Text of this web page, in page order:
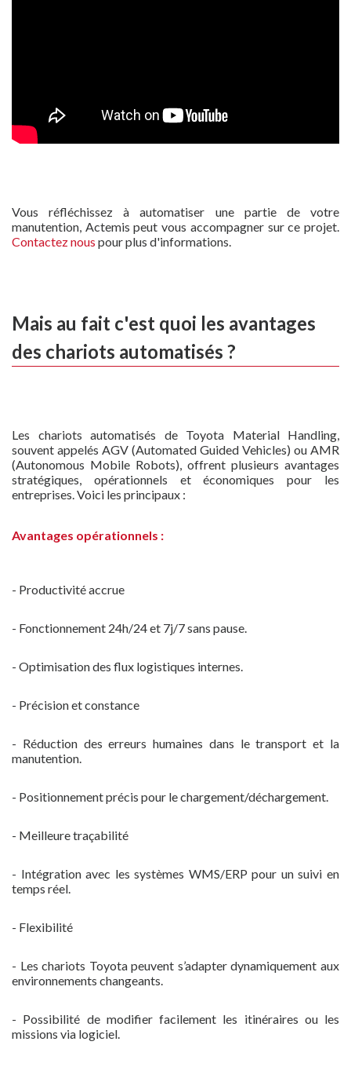
Vous réfléchissez à automatiser une partie de votre
manutention, Actemis peut vous accompagner sur ce projet.
Contactez nous pour plus d'informations.
Mais au fait c'est quoi les avantages
des chariots automatisés ?
Les chariots automatisés de Toyota Material Handling,
souvent appelés AGV (Automated Guided Vehicles) ou AMR
(Autonomous Mobile Robots), offrent plusieurs avantages
stratégiques, opérationnels et économiques pour les
entreprises. Voici les principaux :
Avantages opérationnels :
- Productivité accrue
- Fonctionnement 24h/24 et 7j/7 sans pause.
- Optimisation des flux logistiques internes.
- Précision et constance
- Réduction des erreurs humaines dans le transport et la
manutention.
- Positionnement précis pour le chargement/déchargement.
- Meilleure traçabilité
- Intégration avec les systèmes WMS/ERP pour un suivi en
temps réel.
- Flexibilité
- Les chariots Toyota peuvent s’adapter dynamiquement aux
environnements changeants.
- Possibilité de modifier facilement les itinéraires ou les
missions via logiciel.